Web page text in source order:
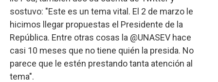
sostuvo: "Este es un tema vital. El 2 de marzo le
hicimos llegar propuestas el Presidente de la
República. Entre otras cosas la @UNASEV hace
casi 10 meses que no tiene quién la presida. No
parece que le estén prestando tanta atención al
tema".